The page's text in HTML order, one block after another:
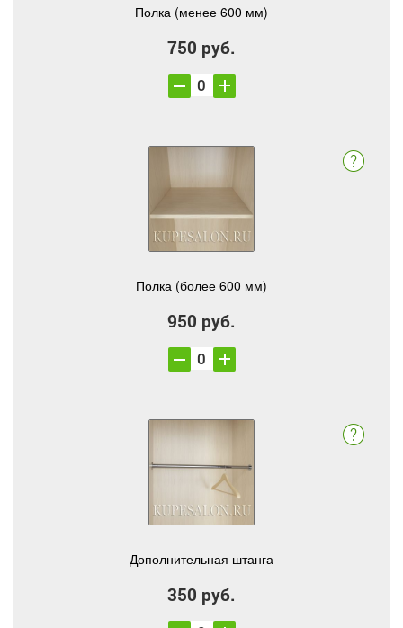
Полка (менее 600 мм)
750 руб.
Полка (более 600 мм)
950 руб.
Дополнительная штанга
350 руб.